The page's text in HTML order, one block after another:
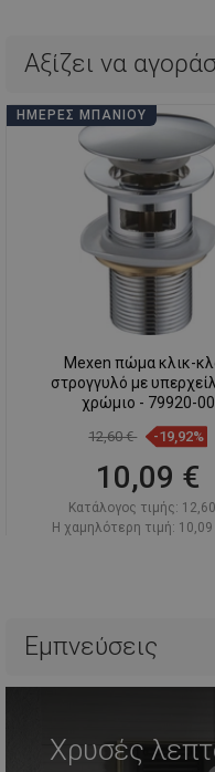
Αξίζει να
ΗΜΈΡΕΣ ΜΠΆΝΙΟΥ
Mexen πώμα κλικ-
στρογγυλό με
χρώμιο - 79920-00
12,60 € -19,92%
10,09 €
Κατάλογος τιμής:
Η χαμηλότερη τιμή: 10,09
Εμπνεύσεις
Χρυσές